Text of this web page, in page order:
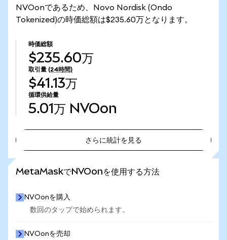
NVOonであるため、Novo Nordisk (Ondo
Tokenized)の時価総額は$235.60万となります。
時価総額
$235.60万
取引量 (24時間)
$41.13万
循環供給量
5.01万 NVOon
さらに統計を見る
MetaMaskでNVOonを使用する方法
NVOonを購入
数回のタップで始められます。
NVOonを売却